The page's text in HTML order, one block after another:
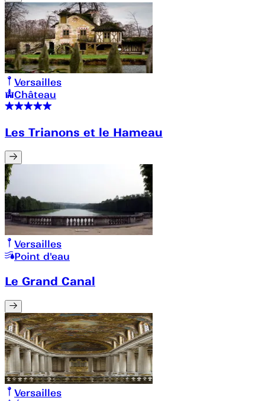
Versailles
Château
Les Trianons et le Hameau
Versailles
Point d'eau
Le Grand Canal
Versailles